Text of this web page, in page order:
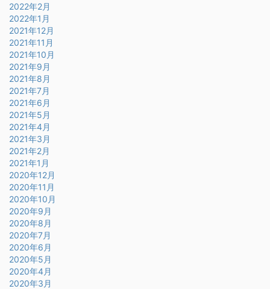
2022年2月
2022年1月
2021年12月
2021年11月
2021年10月
2021年9月
2021年8月
2021年7月
2021年6月
2021年5月
2021年4月
2021年3月
2021年2月
2021年1月
2020年12月
2020年11月
2020年10月
2020年9月
2020年8月
2020年7月
2020年6月
2020年5月
2020年4月
2020年3月